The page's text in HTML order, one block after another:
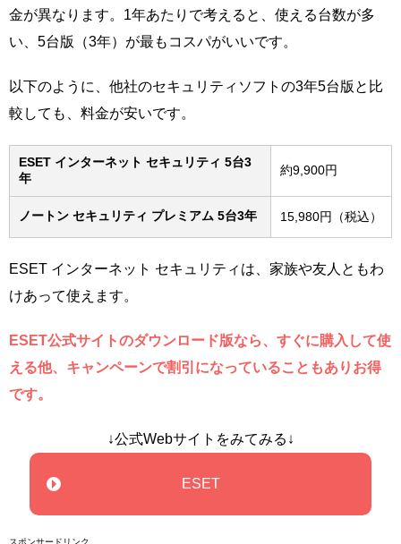
金が異なります。1年あたりで考えると、使える台数が多
い、5台版（3年）が最もコスパがいいです。
以下のように、他社のセキュリティソフトの3年5台版と比
較しても、料金が安いです。
ESET インターネット セキュリティ 5台3
年
約9,900円
ノートン セキュリティ プレミアム 5台3年 15,980円（税込）
ESET インターネット セキュリティは、家族や友人ともわ
けあって使えます。
ESET公式サイトのダウンロード版なら、すぐに購入して使
える他、キャンペーンで割引になっていることもありお得
です。
↓公式Webサイトをみてみる↓
ESET
スポンサードリンク